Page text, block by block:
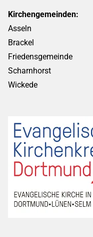
Kirchengemeinden:
Asseln
Brackel
Friedensgemeinde
Scharnhorst
Wickede